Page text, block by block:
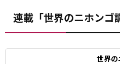
連載「世界のニホンゴ
世界